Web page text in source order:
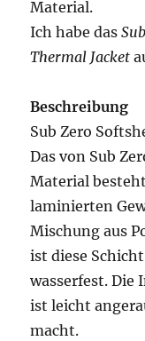
Material.
Ich habe das
Thermal Jacket
Beschreibung
Sub Zero
Das von Sub
Material
laminierten
Mischung aus
ist diese
wasserfest. Die
ist leicht
macht.